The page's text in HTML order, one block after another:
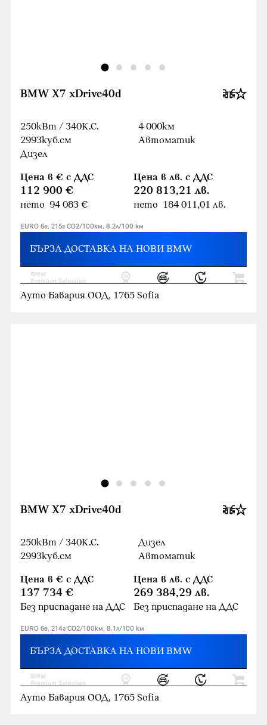
BMW X7 xDrive40d
250кВт / 340К.С.
2993куб.cм
Дизел
4 000км
Автоматик
Цена в € с ДДС
112 900 €
нето 94 083 €
Цена в лв. с ДДС
220 813,21 лв.
нето 184 011,01 лв.
EURO 6e, 215г CO2/100км, 8.2л/100 км
БЪРЗА ДОСТАВКА НА НОВИ BMW
Ауто Бавария ООД, 1765 Sofia
BMW X7 xDrive40d
250кВт / 340К.С.
2993куб.cм
Дизел
Автоматик
Цена в € с ДДС
137 734 €
Без приспадане на ДДС
Цена в лв. с ДДС
269 384,29 лв.
Без приспадане на ДДС
EURO 6e, 214г CO2/100км, 8.1л/100 км
БЪРЗА ДОСТАВКА НА НОВИ BMW
Ауто Бавария ООД, 1765 Sofia